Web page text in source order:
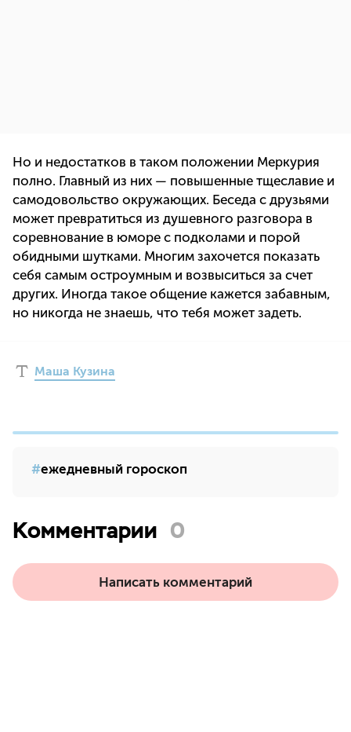
Но и недостатков в таком положении Меркурия
полно. Главный из них — повышенные тщеславие и
самодовольство окружающих. Беседа с друзьями
может превратиться из душевного разговора в
соревнование в юморе с подколами и порой
обидными шутками. Многим захочется показать
себя самым остроумным и возвыситься за счет
других. Иногда такое общение кажется забавным,
но никогда не знаешь, что тебя может задеть.
Маша Кузина
ежедневный гороскоп
Комментарии 0
Написать комментарий